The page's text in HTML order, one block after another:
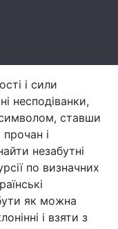
і сили
несподіванки,
символом, ставши
і
незабутні
по визначних
як можна
і взяти з